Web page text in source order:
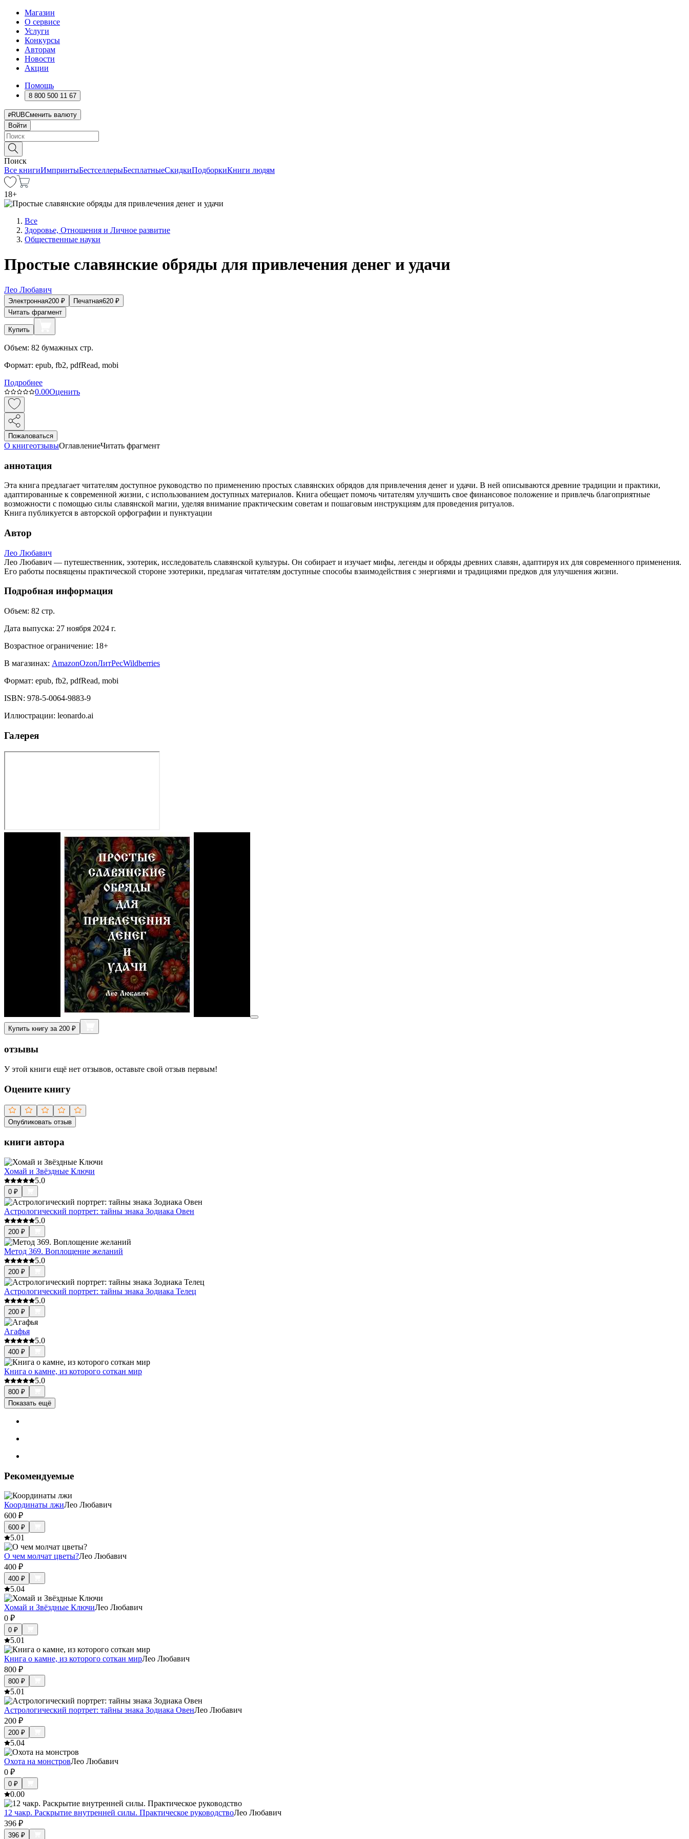
Магазин
О сервисе
Услуги
Конкурсы
Авторам
Новости
Акции
Помощь
8 800 500 11 67
RUBСменить валюту
Войти
Поиск
Все книгиИмпринтыБестселлерыБесплатныеСкидкиПодборкиКниги людям
18+
Все
Здоровье, Отношения и Личное развитие
Общественные науки
Простые славянские обряды для привлечения денег и удачи
Лео Любавич
Электронная200 ₽ Печатная620 ₽
Читать фрагмент
Купить
Объем: 82 бумажных стр.
Формат: epub, fb2, pdfRead, mobi
Подробнее
0.00Оценить
Пожаловаться
О книгеотзывыОглавлениеЧитать фрагмент
аннотация
Эта книга предлагает читателям доступное руководство по применению простых славянских обрядов для привлечения денег и удачи. В ней описываются древние традиции и практики,
адаптированные к современной жизни, с использованием доступных материалов. Книга обещает помочь читателям улучшить свое финансовое положение и привлечь благоприятные
возможности с помощью силы славянской магии, уделяя внимание практическим советам и пошаговым инструкциям для проведения ритуалов.
Книга публикуется в авторской орфографии и пунктуации
Автор
Лео Любавич
Лео Любавич — путешественник, эзотерик, исследователь славянской культуры. Он собирает и изучает мифы, легенды и обряды древних славян, адаптируя их для современного применения.
Его работы посвящены практической стороне эзотерики, предлагая читателям доступные способы взаимодействия с энергиями и традициями предков для улучшения жизни.
Подробная информация
Объем: 82 стр.
Дата выпуска: 27 ноября 2024 г.
Возрастное ограничение: 18+
В магазинах: AmazonOzonЛитРесWildberries
Формат: epub, fb2, pdfRead, mobi
ISBN: 978-5-0064-9883-9
Иллюстрации: leonardo.ai
Галерея
Купить книгу за 200 ₽
отзывы
У этой книги ещё нет отзывов, оставьте свой отзыв первым!
Оцените книгу
Опубликовать отзыв
книги автора
Хомай и Звёздные Ключи
5.0
0 ₽
Астрологический портрет: тайны знака Зодиака Овен
5.0
200 ₽
Метод 369. Воплощение желаний
5.0
200 ₽
Астрологический портрет: тайны знака Зодиака Телец
5.0
200 ₽
Агафья
5.0
400 ₽
Книга о камне, из которого соткан мир
5.0
800 ₽
Показать ещё
Рекомендуемые
Координаты лжиЛео Любавич
600 ₽
600 ₽
5.01
О чем молчат цветы?Лео Любавич
400 ₽
400 ₽
5.04
Хомай и Звёздные КлючиЛео Любавич
0 ₽
0 ₽
5.01
Книга о камне, из которого соткан мирЛео Любавич
800 ₽
800 ₽
5.01
Астрологический портрет: тайны знака Зодиака ОвенЛео Любавич
200 ₽
200 ₽
5.04
Охота на монстровЛео Любавич
0 ₽
0 ₽
0.00
12 чакр. Раскрытие внутренней силы. Практическое руководствоЛео Любавич
396 ₽
396 ₽